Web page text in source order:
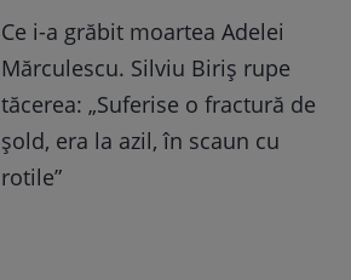
Ce i-a grăbit moartea Adelei
Mărculescu. Silviu Biriș rupe
tăcerea: „Suferise o fractură de
șold, era la azil, în scaun cu
rotile”